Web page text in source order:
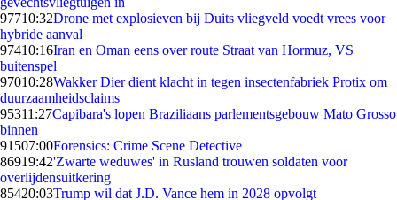
97710:32Drone met explosieven bij Duits vliegveld voedt vrees voor
hybride aanval
97410:16Iran en Oman eens over route Straat van Hormuz, VS
buitenspel
97010:28Wakker Dier dient klacht in tegen insectenfabriek Protix om
duurzaamheidsclaims
95311:27Capibara's lopen Braziliaans parlementsgebouw Mato Grosso
binnen
91507:00Forensics: Crime Scene Detective
86919:42'Zwarte weduwes' in Rusland trouwen soldaten voor
overlijdensuitkering
85420:03Trump wil dat J.D. Vance hem in 2028 opvolgt